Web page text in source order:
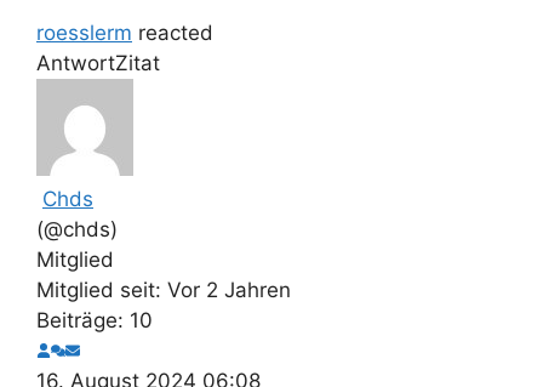
roesslerm reacted
AntwortZitat
Chds
(@chds)
Mitglied
Mitglied seit: Vor 2 Jahren
Beiträge: 10
16. August 2024 06:08